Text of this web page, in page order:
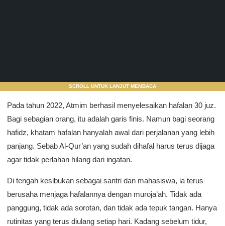
SCROLL UNTUK LANJUT MEMBACA
Pada tahun 2022, Atmim berhasil menyelesaikan hafalan 30 juz.
Bagi sebagian orang, itu adalah garis finis. Namun bagi seorang
hafidz, khatam hafalan hanyalah awal dari perjalanan yang lebih
panjang. Sebab Al-Qur’an yang sudah dihafal harus terus dijaga
agar tidak perlahan hilang dari ingatan.
Di tengah kesibukan sebagai santri dan mahasiswa, ia terus
berusaha menjaga hafalannya dengan muroja’ah. Tidak ada
panggung, tidak ada sorotan, dan tidak ada tepuk tangan. Hanya
rutinitas yang terus diulang setiap hari. Kadang sebelum tidur,